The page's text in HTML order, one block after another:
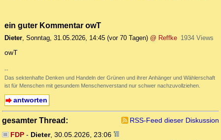
ein guter Kommentar owT
Dieter, Sonntag, 31.05.2026, 14:45 (vor 70 Tagen) @ Reffke 1934 Views
owT
--
Das sektenhafte Denken und Handeln der Grünen und ihrer Anhänger und Wählerschaft
ist für Menschen mit gesundem Menschenverstand nur schwer nachzuvollziehen.
antworten
gesamter Thread:
RSS-Feed dieser Diskussion
FDP- Dieter, 30.05.2026, 23:06